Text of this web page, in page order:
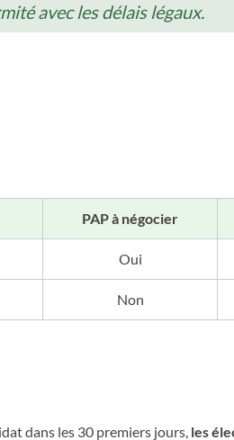
avec les délais légaux.
PAP à négocier
Oui
Non
dans les 30 premiers jours, les